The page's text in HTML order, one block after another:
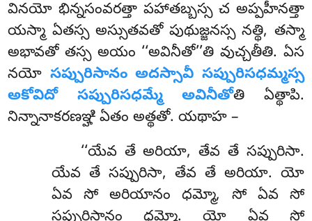
వినయో భిన్నసంవరత్తా పహాతబ్బస్స చ అప్పహీనత్తా
యస్మా ఏతస్స అస్సుతవతో పుథుజ్జనస్స నత్థి, తస్మా
అభావతో తస్స అయం ‘‘అవినీతో’’తి వుచ్చతీతి. ఏస
నయో సప్పురిసానం అదస్సావీ సప్పురిసధమ్మస్స
అకోవిదో సప్పురిసధమ్మే అవినీతోతి ఏత్థాపి.
నిన్నానాకరణఞ్హి ఏతం అత్థతో. యథాహ –
‘‘యేవ తే అరియా, తేవ తే సప్పురిసా.
యేవ తే సప్పురిసా, తేవ తే అరియా. యో
ఏవ సో అరియానం ధమ్మో, సో ఏవ సో